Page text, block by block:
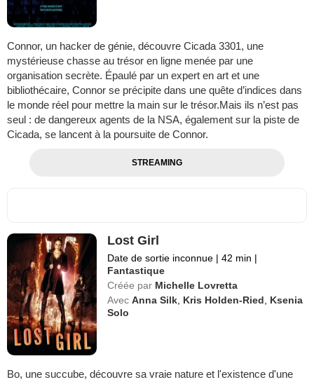
Connor, un hacker de génie, découvre Cicada 3301, une
mystérieuse chasse au trésor en ligne menée par une
organisation secrète. Épaulé par un expert en art et une
bibliothécaire, Connor se précipite dans une quête d’indices dans
le monde réel pour mettre la main sur le trésor.Mais ils n’est pas
seul : de dangereux agents de la NSA, également sur la piste de
Cicada, se lancent à la poursuite de Connor.
STREAMING
Lost Girl
Date de sortie inconnue | 42 min |
Fantastique
Créée par Michelle Lovretta
Avec Anna Silk Kris Holden-Ried
Ksenia
Solo
Bo, une succube, découvre sa vraie nature et l'existence d'une